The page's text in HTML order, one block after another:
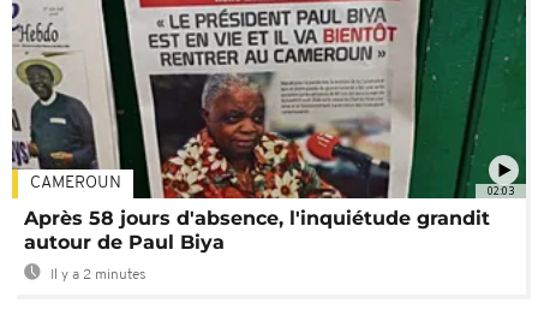
02:03
CAMEROUN
Après 58 jours d'absence, l'inquiétude grandit
autour de Paul Biya
Il y a 2 minutes